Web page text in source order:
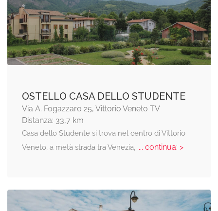
OSTELLO CASA DELLO STUDENTE
Via A. Fogazzaro 25, Vittorio Veneto TV
Distanza: 33,7 km
Casa dello Studente si trova nel centro di Vittorio
Veneto, a metà strada tra Venezia, ... continua: >